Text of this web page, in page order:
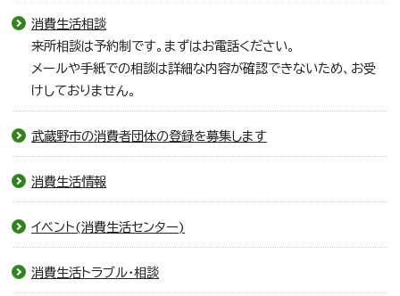
消費生活相談
来所相談は予約制です。まずはお電話ください。
メールや手紙での相談は詳細な内容が確認できないため、お受
けしておりません。
武蔵野市の消費者団体の登録を募集します
消費生活情報
イベント(消費生活センター)
消費生活トラブル・相談